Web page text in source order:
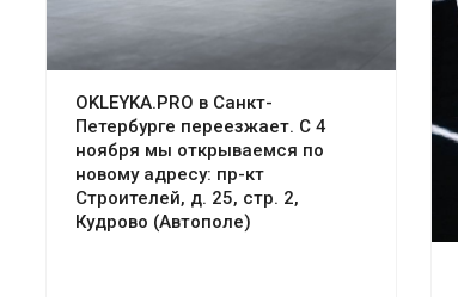
OKLEYKA.PRO в Санкт-
Петербурге переезжает. C 4
ноября мы открываемся по
новому адресу: пр-кт
Строителей, д. 25, стр. 2,
Кудрово (Автополе)